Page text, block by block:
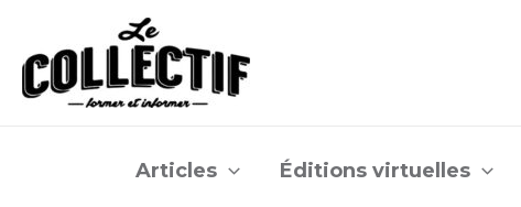
contenu
Articles Éditions virtuelles